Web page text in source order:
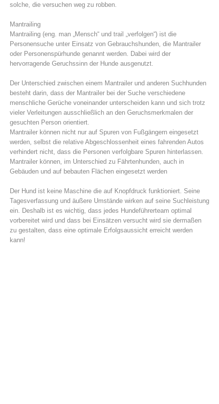
Alarmierung
solche, die versuchen weg zu robben.
Mantrailing
Mantrailing (eng. man „Mensch“ und trail „verfolgen“) ist die
Personensuche unter Einsatz von Gebrauchshunden, die Mantrailer
oder Personenspürhunde genannt werden. Dabei wird der
hervorragende Geruchssinn der Hunde ausgenutzt.
Der Unterschied zwischen einem Mantrailer und anderen Suchhunden
besteht darin, dass der Mantrailer bei der Suche verschiedene
menschliche Gerüche voneinander unterscheiden kann und sich trotz
vieler Verleitungen ausschließlich an den Geruchsmerkmalen der
gesuchten Person orientiert.
Mantrailer können nicht nur auf Spuren von Fußgängern eingesetzt
werden, selbst die relative Abgeschlossenheit eines fahrenden Autos
verhindert nicht, dass die Personen verfolgbare Spuren hinterlassen.
Mantrailer können, im Unterschied zu Fährtenhunden, auch in
Gebäuden und auf bebauten Flächen eingesetzt werden
Der Hund ist keine Maschine die auf Knopfdruck funktioniert. Seine
Tagesverfassung und äußere Umstände wirken auf seine Suchleistung
ein. Deshalb ist es wichtig, dass jedes Hundeführerteam optimal
vorbereitet wird und dass bei Einsätzen versucht wird sie dermaßen
zu gestalten, dass eine optimale Erfolgsaussicht erreicht werden
kann!